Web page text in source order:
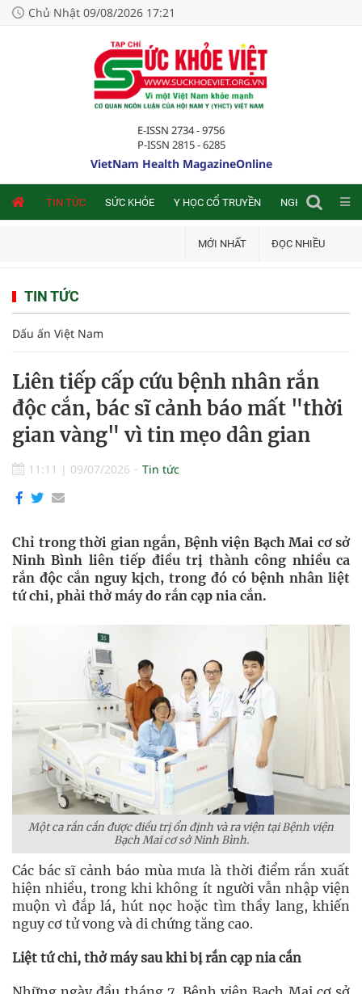
Chủ Nhật 09/08/2026 17:21
E-ISSN 2734 - 9756
P-ISSN 2815 - 6285
VietNam Health MagazineOnline
TIN TỨC SỨC KHỎE Y HỌC CỔ TRUYỀN NGHIÊN CỨU
MỚI NHẤT ĐỌC NHIỀU
TIN TỨC
Dấu ấn Việt Nam
Liên tiếp cấp cứu bệnh nhân rắn
độc cắn, bác sĩ cảnh báo mất "thời
gian vàng" vì tin mẹo dân gian
11:11 | 09/07/2026 Tin tức
Chỉ trong thời gian ngắn, Bệnh viện Bạch Mai cơ sở
Ninh Bình liên tiếp điều trị thành công nhiều ca
rắn độc cắn nguy kịch, trong đó có bệnh nhân liệt
tứ chi, phải thở máy do rắn cạp nia cắn.
Một ca rắn cắn được điều trị ổn định và ra viện tại Bệnh viện
Bạch Mai cơ sở Ninh Bình.
Các bác sĩ cảnh báo mùa mưa là thời điểm rắn xuất
hiện nhiều, trong khi không ít người vẫn nhập viện
muộn vì đắp lá, hút nọc hoặc tìm thầy lang, khiến
nguy cơ tử vong và di chứng tăng cao.
Liệt tứ chi, thở máy sau khi bị rắn cạp nia cắn